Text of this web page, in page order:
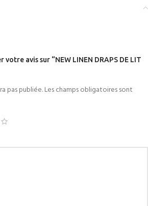
votre avis sur “NEW LINEN DRAPS DE LIT
pas publiée.Les champs obligatoires sont